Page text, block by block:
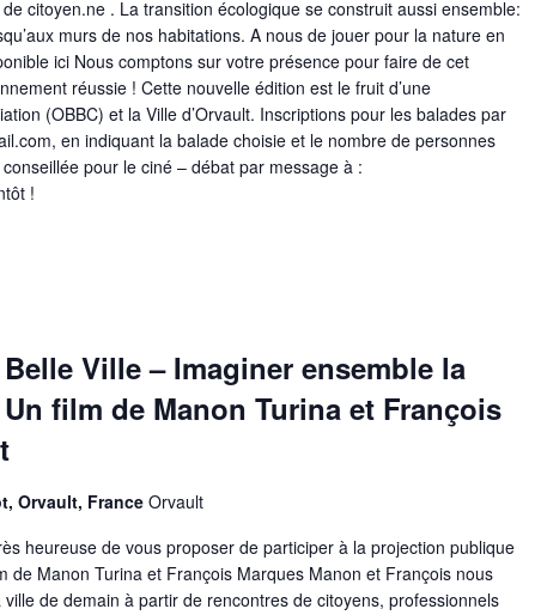
citoyen.ne . La transition écologique se construit aussi ensemble:
murs de nos habitations. A nous de jouer pour la nature en
ici Nous comptons sur votre présence pour faire de cet
réussie ! Cette nouvelle édition est le fruit d’une
(OBBC) et la Ville d’Orvault. Inscriptions pour les balades par
en indiquant la balade choisie et le nombre de personnes
pour le ciné – débat par message à :
!
Ville – Imaginer ensemble la
film de Manon Turina et François
Orvault, FranceOrvault
heureuse de vous proposer de participer à la projection publique
Manon Turina et François Marques Manon et François nous
de demain à partir de rencontres de citoyens, professionnels